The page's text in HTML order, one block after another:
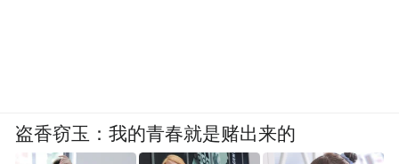
盗香窃玉：我的青春就是赌出来的